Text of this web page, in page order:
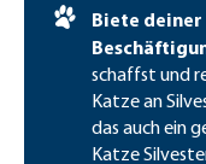
Biete deiner
schaffst und
Katze an
das auch ein
Katze